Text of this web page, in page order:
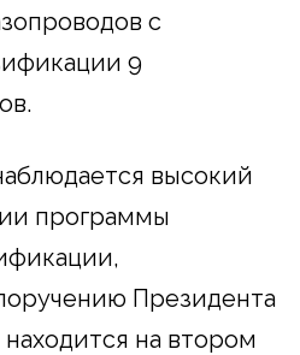
с
9
высокий
программы
Президента
на втором